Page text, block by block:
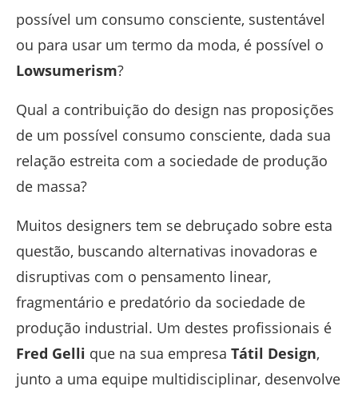
possível um consumo consciente, sustentável
ou para usar um termo da moda, é possível o
Lowsumerism?
Qual a contribuição do design nas proposições
de um possível consumo consciente, dada sua
relação estreita com a sociedade de produção
de massa?
Muitos designers tem se debruçado sobre esta
questão, buscando alternativas inovadoras e
disruptivas com o pensamento linear,
fragmentário e predatório da sociedade de
produção industrial. Um destes profissionais é
Fred Gelli que na sua empresa Tátil Design,
junto a uma equipe multidisciplinar, desenvolve